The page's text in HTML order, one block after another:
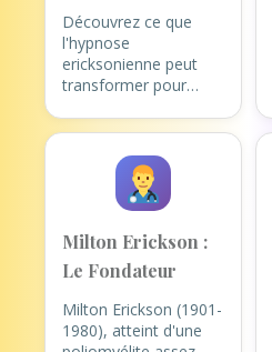
Découvrez ce que
l'hypnose
ericksonienne peut
transformer pour
Intérieur Profond
Gestion du stress,
tensions, ruminations
Reprenez le
Contrôle de vos
Angoisses, peurs,
anxiété
Milton Erickson :
Le Fondateur
Milton Erickson (1901-
1980), atteint d'une